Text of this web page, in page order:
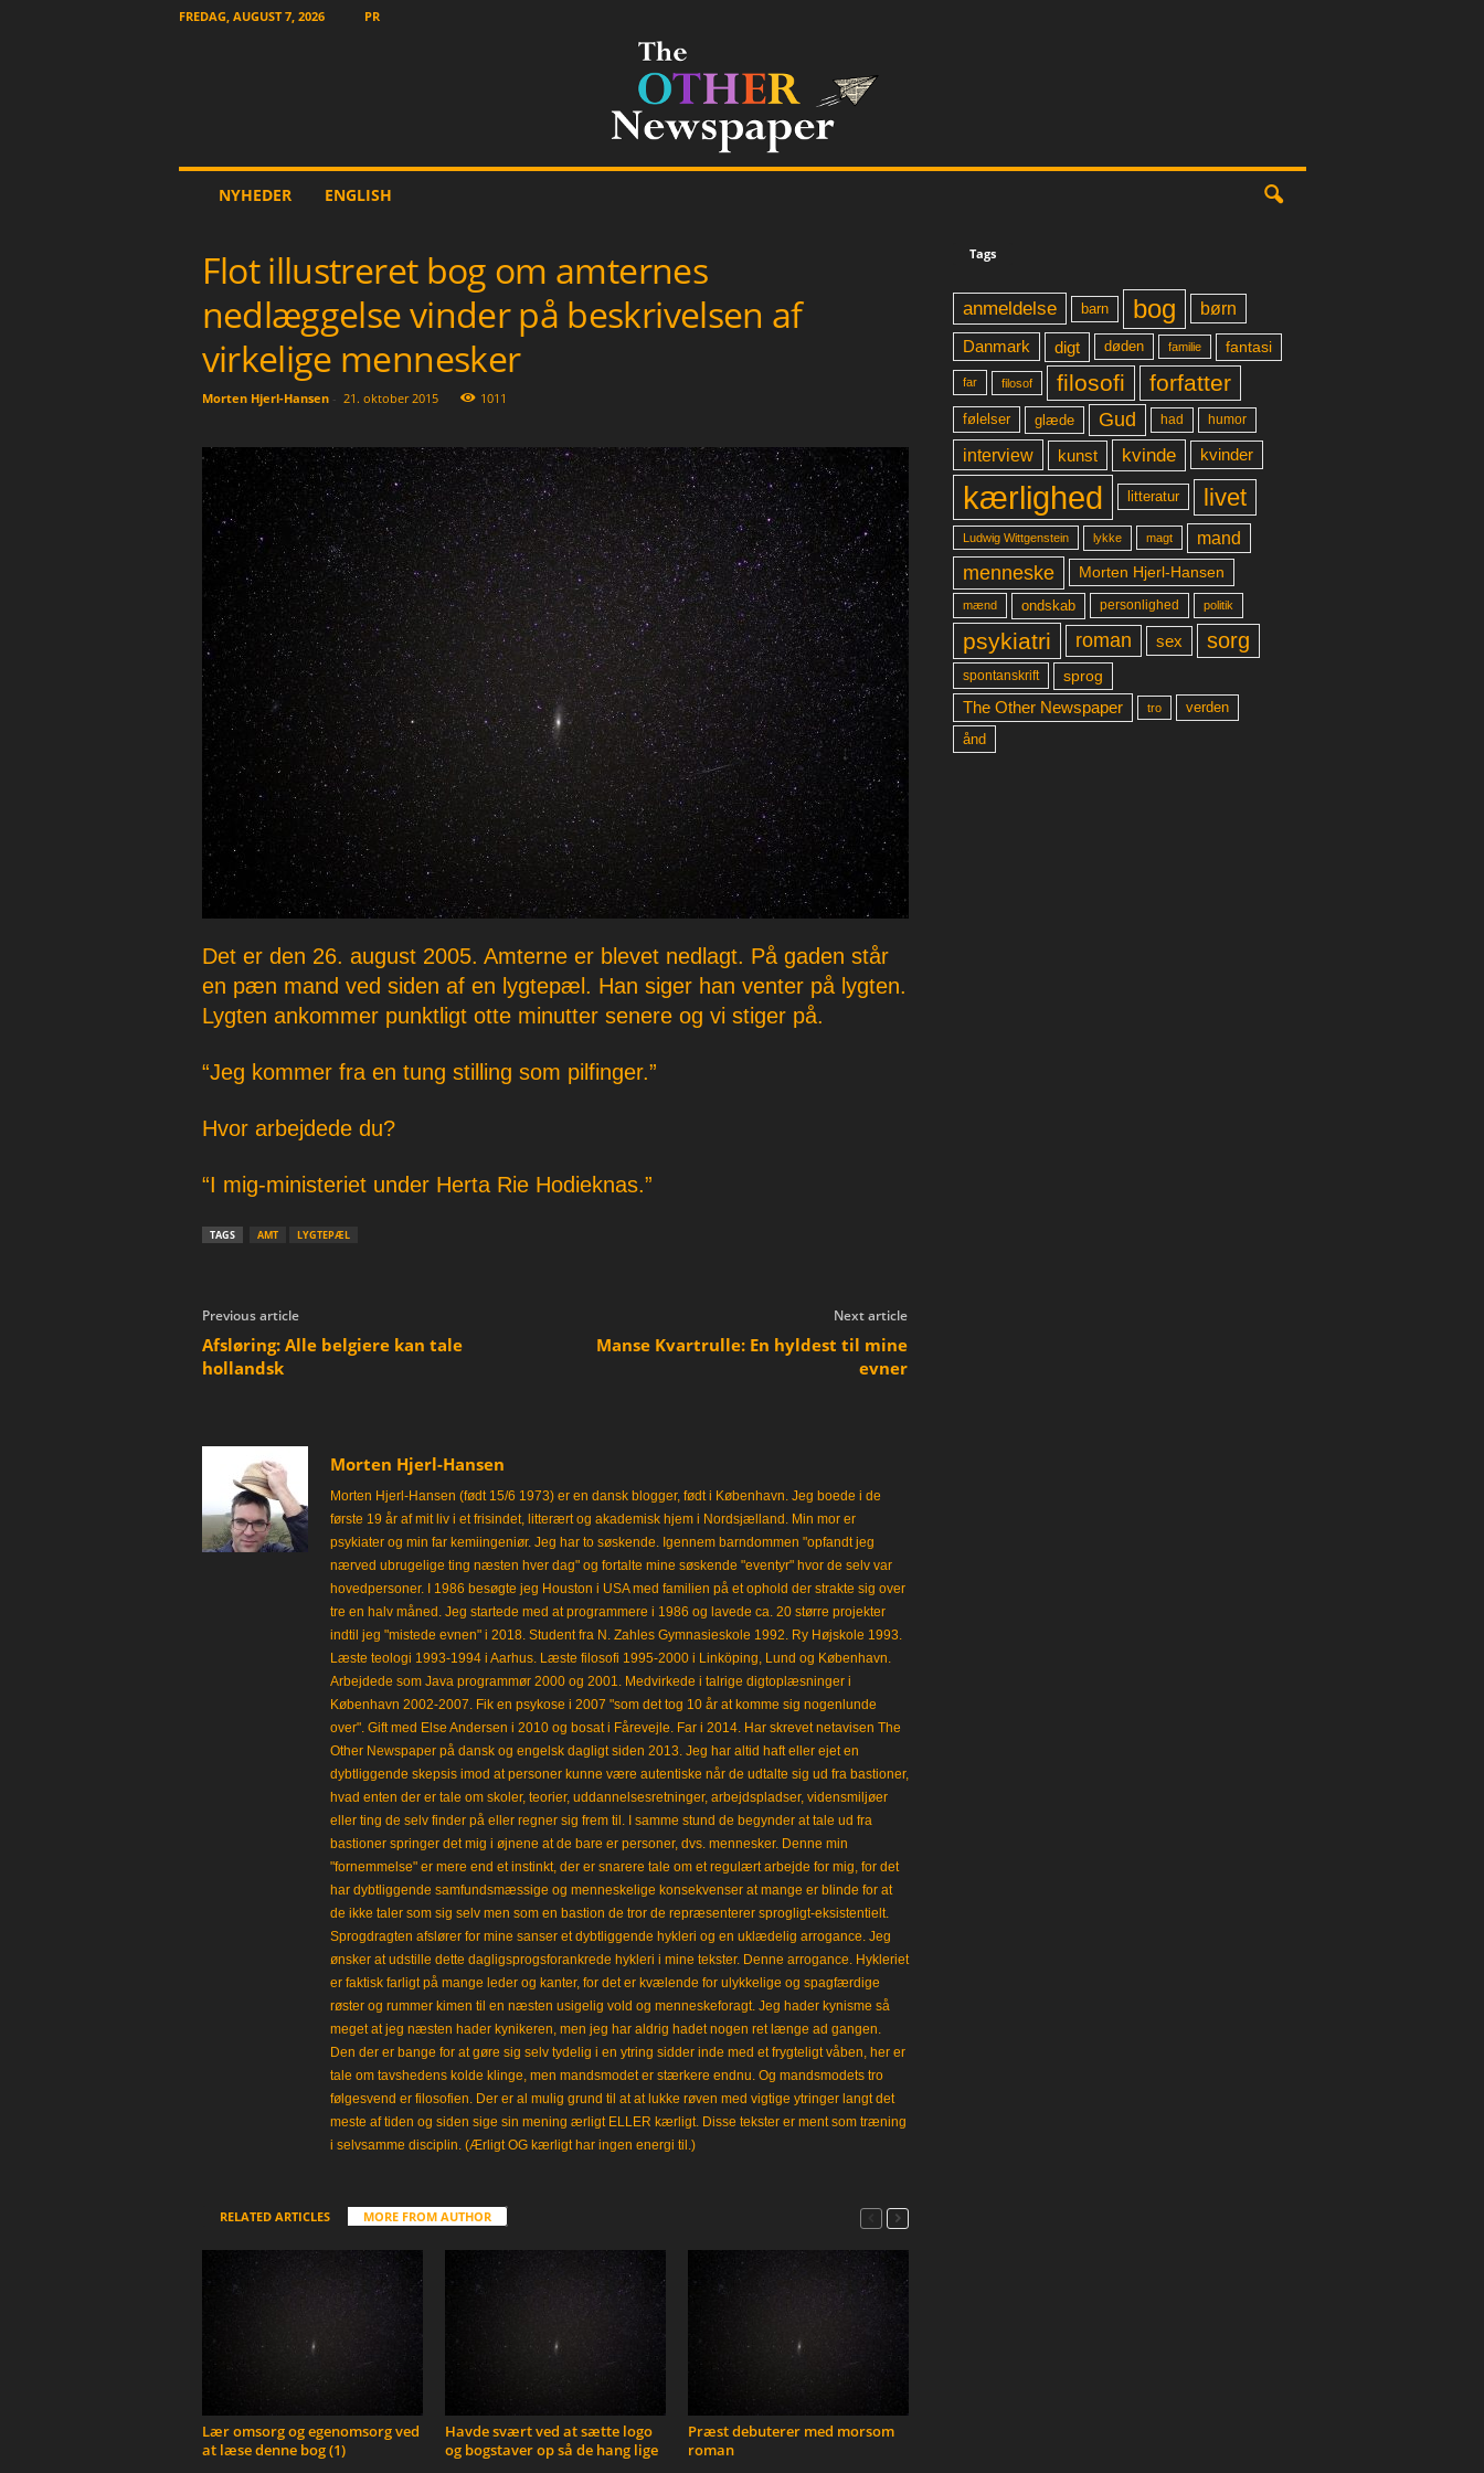
FREDAG, AUGUST 7, 2026 PR
NYHEDER ENGLISH
Flot illustreret bog om amternes
nedlæggelse vinder på beskrivelsen af
virkelige mennesker
Morten Hjerl-Hansen- 21. oktober 2015 1011
Det er den 26. august 2005. Amterne er blevet nedlagt. På gaden står
en pæn mand ved siden af en lygtepæl. Han siger han venter på lygten.
Lygten ankommer punktligt otte minutter senere og vi stiger på.
“Jeg kommer fra en tung stilling som pilfinger.”
Hvor arbejdede du?
“I mig-ministeriet under Herta Rie Hodieknas.”
TAGS AMT LYGTEPÆL
Previous article
Afsløring: Alle belgiere kan tale
hollandsk
Next article
Manse Kvartrulle: En hyldest til mine
evner
Morten Hjerl-Hansen
Morten Hjerl-Hansen (født 15/6 1973) er en dansk blogger, født i København. Jeg boede i de
første 19 år af mit liv i et frisindet, litterært og akademisk hjem i Nordsjælland. Min mor er
psykiater og min far kemiingeniør. Jeg har to søskende. Igennem barndommen "opfandt jeg
nærved ubrugelige ting næsten hver dag" og fortalte mine søskende "eventyr" hvor de selv var
hovedpersoner. I 1986 besøgte jeg Houston i USA med familien på et ophold der strakte sig over
tre en halv måned. Jeg startede med at programmere i 1986 og lavede ca. 20 større projekter
indtil jeg "mistede evnen" i 2018. Student fra N. Zahles Gymnasieskole 1992. Ry Højskole 1993.
Læste teologi 1993-1994 i Aarhus. Læste filosofi 1995-2000 i Linköping, Lund og København.
Arbejdede som Java programmør 2000 og 2001. Medvirkede i talrige digtoplæsninger i
København 2002-2007. Fik en psykose i 2007 "som det tog 10 år at komme sig nogenlunde
over". Gift med Else Andersen i 2010 og bosat i Fårevejle. Far i 2014. Har skrevet netavisen The
Other Newspaper på dansk og engelsk dagligt siden 2013. Jeg har altid haft eller ejet en
dybtliggende skepsis imod at personer kunne være autentiske når de udtalte sig ud fra bastioner,
hvad enten der er tale om skoler, teorier, uddannelsesretninger, arbejdspladser, vidensmiljøer
eller ting de selv finder på eller regner sig frem til. I samme stund de begynder at tale ud fra
bastioner springer det mig i øjnene at de bare er personer, dvs. mennesker. Denne min
"fornemmelse" er mere end et instinkt, der er snarere tale om et regulært arbejde for mig, for det
har dybtliggende samfundsmæssige og menneskelige konsekvenser at mange er blinde for at
de ikke taler som sig selv men som en bastion de tror de repræsenterer sprogligt-eksistentielt.
Sprogdragten afslører for mine sanser et dybtliggende hykleri og en uklædelig arrogance. Jeg
ønsker at udstille dette dagligsprogsforankrede hykleri i mine tekster. Denne arrogance. Hykleriet
er faktisk farligt på mange leder og kanter, for det er kvælende for ulykkelige og spagfærdige
røster og rummer kimen til en næsten usigelig vold og menneskeforagt. Jeg hader kynisme så
meget at jeg næsten hader kynikeren, men jeg har aldrig hadet nogen ret længe ad gangen.
Den der er bange for at gøre sig selv tydelig i en ytring sidder inde med et frygteligt våben, her er
tale om tavshedens kolde klinge, men mandsmodet er stærkere endnu. Og mandsmodets tro
følgesvend er filosofien. Der er al mulig grund til at at lukke røven med vigtige ytringer langt det
meste af tiden og siden sige sin mening ærligt ELLER kærligt. Disse tekster er ment som træning
i selvsamme disciplin. (Ærligt OG kærligt har ingen energi til.)
RELATED ARTICLES MORE FROM AUTHOR
Lær omsorg og egenomsorg ved
at læse denne bog (1)
Havde svært ved at sætte logo
og bogstaver op så de hang lige
Præst debuterer med morsom
roman
Tags
anmeldelse barn bog børn
Danmark digt døden familie fantasi
far filosof filosofi forfatter
følelser glæde Gud had humor
interview kunst kvinde kvinder
kærlighed litteratur livet
Ludwig Wittgenstein lykke magt mand
menneske Morten Hjerl-Hansen
mænd ondskab personlighed politik
psykiatri roman sex sorg
spontanskrift sprog
The Other Newspaper tro verden
ånd